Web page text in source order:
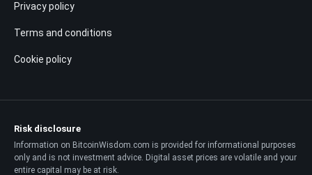
Privacy policy
Terms and conditions
Cookie policy
Risk disclosure
Information on BitcoinWisdom.com is provided for informational purposes
only and is not investment advice. Digital asset prices are volatile and your
entire capital may be at risk.